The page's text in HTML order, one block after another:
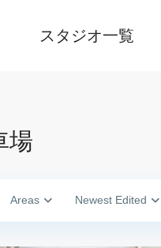
スタジオ一覧
場
Areas Newest Edited